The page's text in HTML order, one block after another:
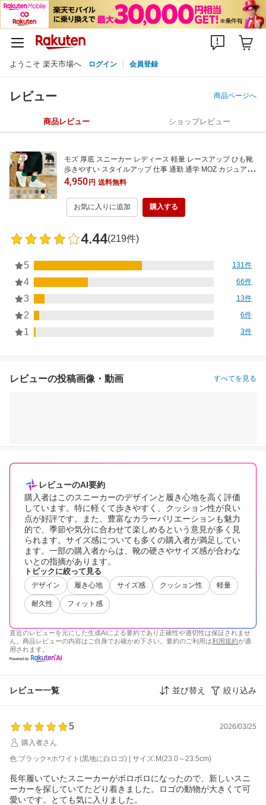
ようこそ 楽天市場へ ログイン 会員登録
レビュー 商品ページへ
商品レビュー ショップレビュー
モズ 厚底 スニーカー レディース 軽量 レースアップ ひも靴
歩きやすい スタイルアップ 仕事 通勤 通学 MOZ カジュアル
ローカット ビッグロゴ S M L LL エルク ヘラジカ 北欧 スェ
ーデン カジュアル フラット スタンダード 定番 コートスニ
ーカー 12561
4,950円 送料無料
お気に入りに追加 購入する
4.44(219件)
5 131件
4 66件
3 13件
2 6件
1 3件
レビューの投稿画像・動画 すべてを見る
レビューのAI要約
購入者はこのスニーカーのデザインと履き心地を高く評価
しています。特に軽くて歩きやすく、クッション性が良い
点が好評です。また、豊富なカラーバリエーションも魅力
的で、季節や気分に合わせて楽しめるという意見が多く見
られます。サイズ感についても多くの購入者が満足してい
ます。一部の購入者からは、靴の硬さやサイズ感が合わな
いとの指摘があります。
トピックに絞って見る
デザイン 履き心地 サイズ感 クッション性 軽量
耐久性 フィット感
直近のレビューを元にした生成AIによる要約であり正確性や適切性は保証されませ
ん。商品レビューの内容はご自身でお確かめ下さい。要約のご利用は利用規約が適
用されます。
レビュー一覧 並び替え 絞り込み
5
2026/03/25
購入者さん
色:ブラック×ホワイト(黒地に白ロゴ) | サイズ:M(23.0～23.5cm)
長年履いていたスニーカーがボロボロになったので、新しいスニ
ーカーを探していてたどり着きました。ロゴの動物が大きくて可
愛いです。とても気に入りました。